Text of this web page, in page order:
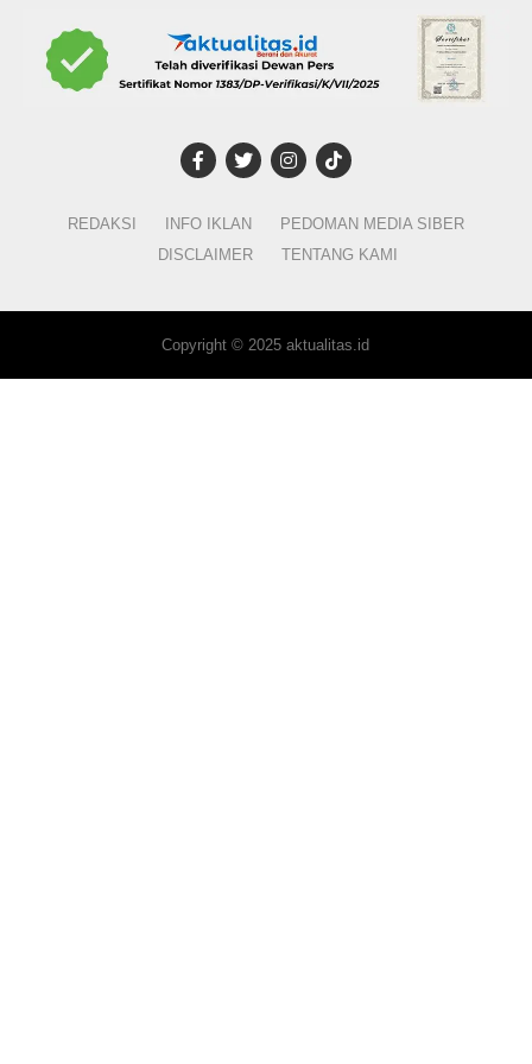
RELATED TOPICS: TEKNOLOGI
Berapa Banyak Jokowi Beri Kursi Menteri untuk
DON'T MISS
Letkol Inf Agus Isrok Mikroj Jabat Dandim Depok
REDAKSI INFO IKLAN
PEDOMAN MEDIA SIBER
DISCLAIMER
TENTANG KAMI
Copyright © 2025 aktualitas.id